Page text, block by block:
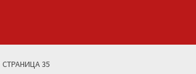
СТРАНИЦА 35